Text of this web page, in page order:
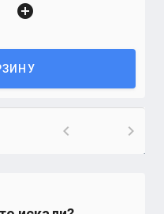
add_circle
chevron_left chevron_right